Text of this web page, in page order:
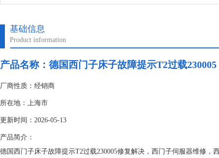
基础信息
Product information
产品名称： 德国西门子床子故障提示T2过载230005
厂商性质：经销商
所在地：上海市
更新时间：2026-05-13
产品简介：
德国西门子床子故障提示T2过载230005修复解决，西门子伺服器维修